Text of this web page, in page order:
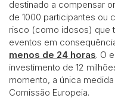
destinado a compensar
de 1000 participantes ou
risco (como idosos) que
eventos em
menos de 24 horas. O
investimento de 12
momento, a única
Comissão Europeia.